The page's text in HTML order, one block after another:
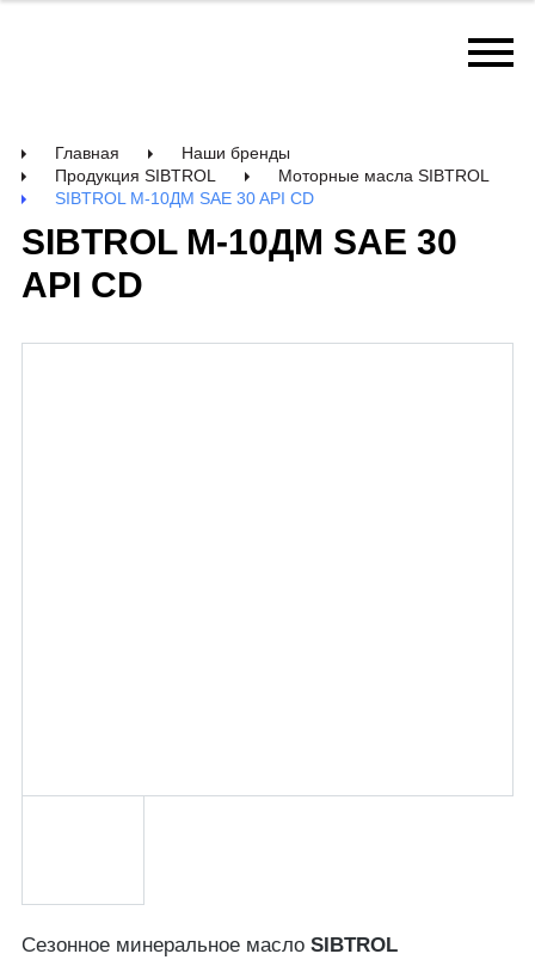
Главная
Наши бренды
Продукция SIBTROL
Моторные масла SIBTROL
SIBTROL М-10ДМ SAE 30 API CD
SIBTROL М-10ДМ SAE 30
API CD
Сезонное минеральное масло SIBTROL